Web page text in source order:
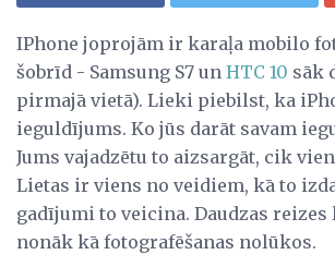
IPhone joprojām ir karaļa mobilo
šobrīd - Samsung S7 un HTC 10 sāk
pirmajā vietā). Lieki piebilst, ka
ieguldījums. Ko jūs darāt savam
Jums vajadzētu to aizsargāt, cik
Lietas ir viens no veidiem, kā to
gadījumi to veicina. Daudzas
nonāk kā fotografēšanas nolūkos.